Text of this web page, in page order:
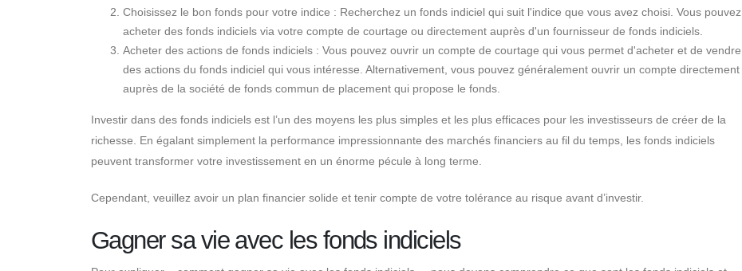
Choisissez le bon fonds pour votre indice : Recherchez un fonds indiciel qui suit l'indice que vous avez choisi. Vous pouvez
acheter des fonds indiciels via votre compte de courtage ou directement auprès d'un fournisseur de fonds indiciels.
Acheter des actions de fonds indiciels : Vous pouvez ouvrir un compte de courtage qui vous permet d'acheter et de vendre
des actions du fonds indiciel qui vous intéresse. Alternativement, vous pouvez généralement ouvrir un compte directement
auprès de la société de fonds commun de placement qui propose le fonds.
Investir dans des fonds indiciels est l’un des moyens les plus simples et les plus efficaces pour les investisseurs de créer de la
richesse. En égalant simplement la performance impressionnante des marchés financiers au fil du temps, les fonds indiciels
peuvent transformer votre investissement en un énorme pécule à long terme.
Cependant, veuillez avoir un plan financier solide et tenir compte de votre tolérance au risque avant d’investir.
Gagner sa vie avec les fonds indiciels